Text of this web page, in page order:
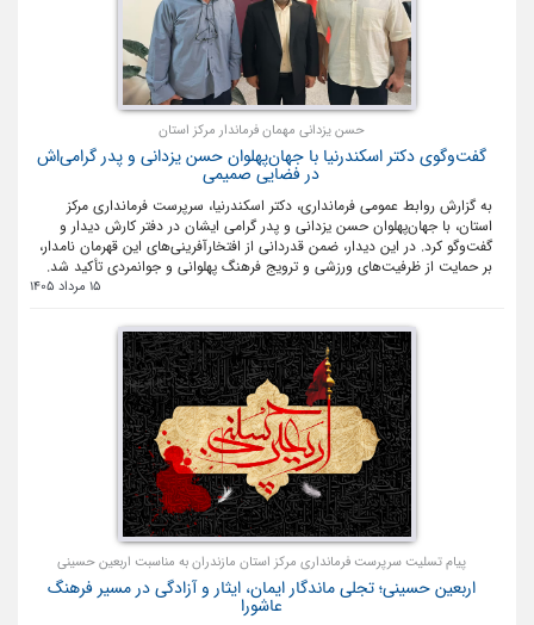
حسن یزدانی مهمان فرماندار مرکز استان
گفت‌وگوی دکتر اسکندرنیا با جهان‌پهلوان حسن یزدانی و پدر گرامی‌اش
در فضایی صمیمی
به گزارش روابط عمومی فرمانداری، دکتر اسکندرنیا، سرپرست فرمانداری مرکز
استان، با جهان‌پهلوان حسن یزدانی و پدر گرامی ایشان در دفتر کارش دیدار و
گفت‌وگو کرد. در این دیدار، ضمن قدردانی از افتخارآفرینی‌های این قهرمان نامدار،
بر حمایت از ظرفیت‌های ورزشی و ترویج فرهنگ پهلوانی و جوانمردی تأکید شد.
15 مرداد 1405
پیام تسلیت سرپرست فرمانداری مرکز استان مازندران به مناسبت اربعین حسینی
اربعین حسینی؛ تجلی ماندگار ایمان، ایثار و آزادگی در مسیر فرهنگ
عاشورا